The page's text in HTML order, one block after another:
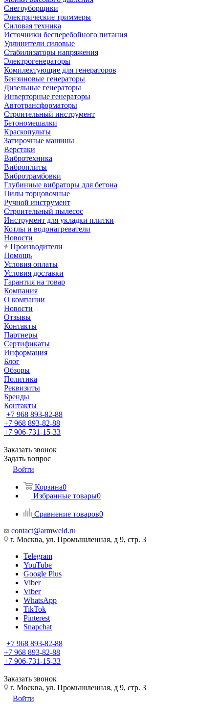
Снегоуборщики
Электрические триммеры
Силовая техника
Источники бесперебойного питания
Удлинители силовые
Стабилизаторы напряжения
Электрогенераторы
Комплектующие для генераторов
Бензиновые генераторы
Дизельные генераторы
Инверторные генераторы
Автотрансформаторы
Строительный инструмент
Бетономешалки
Краскопульты
Затирочные машины
Верстаки
Вибротехника
Виброплиты
Вибротрамбовки
Глубинные вибраторы для бетона
Пилы торцовочные
Ручной инструмент
Строительный пылесос
Инструмент для укладки плитки
Котлы и водонагреватели
Новости
Производители
Помощь
Условия оплаты
Условия доставки
Гарантия на товар
Компания
О компании
Новости
Отзывы
Контакты
Партнеры
Сертификаты
Информация
Блог
Обзоры
Политика
Реквизиты
Бренды
Контакты
+7 968 893-82-88
+7 968 893-82-88
+7 906-731-15-33
Заказать звонок
Задать вопрос
Войти
Корзина0
Избранные товары0
Сравнение товаров0
contact@armweld.ru
г. Москва, ул. Промышленная, д 9, стр. 3
Telegram
YouTube
Google Plus
Viber
Viber
WhatsApp
TikTok
Pinterest
Snapchat
+7 968 893-82-88
+7 968 893-82-88
+7 906-731-15-33
Заказать звонок
г. Москва, ул. Промышленная, д 9, стр. 3
Войти